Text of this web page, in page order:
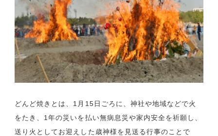
どんど焼きとは、1月15日ごろに、神社や地域などで火
をたき、1年の災いを払い無病息災や家内安全を祈願し、
送り火としてお迎えした歳神様を見送る行事のことで